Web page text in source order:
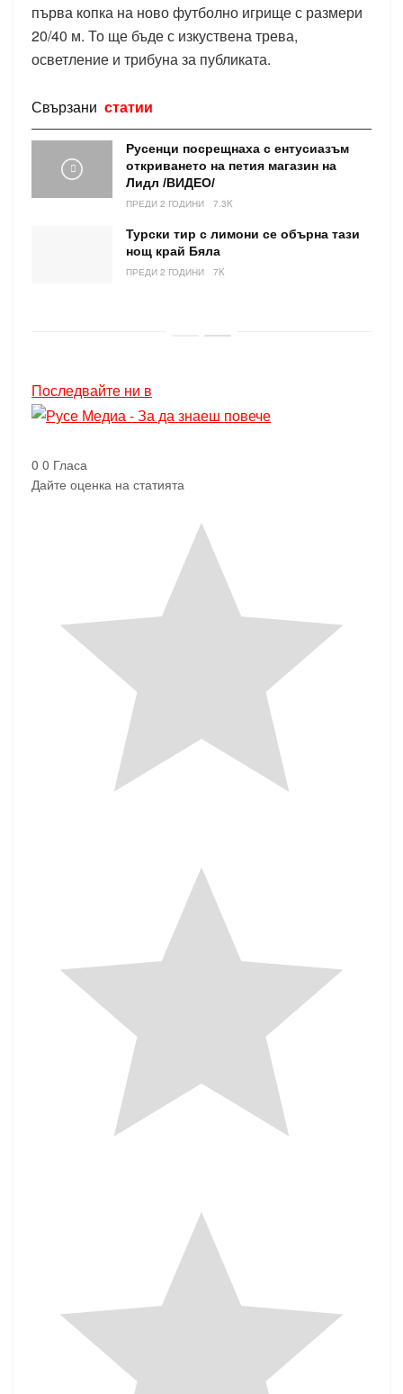
първа копка на ново футболно игрище с размери
20/40 м. То ще бъде с изкуствена трева,
осветление и трибуна за публиката.
Свързани статии
Русенци посрещнаха с ентусиазъм
откриването на петия магазин на
Лидл /ВИДЕО/
ПРЕДИ 2 ГОДИНИ 7.3K
Турски тир с лимони се обърна тази
нощ край Бяла
ПРЕДИ 2 ГОДИНИ 7K
Последвайте ни в
0 0 Гласа
Дайте оценка на статията